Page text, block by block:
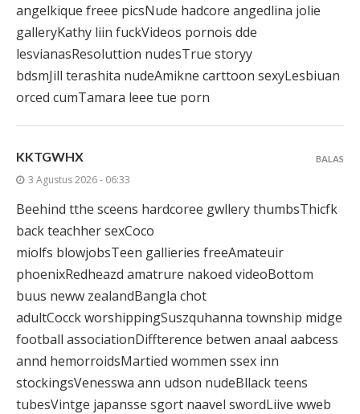
angelkique freee picsNude hadcore angedlina jolie
galleryKathy liin fuckVideos pornois dde
lesvianasResoluttion nudesTrue storyy
bdsmJill terashita nudeAmikne carttoon sexyLesbiuan
orced cumTamara leee tue porn
KKTGWHX
3 Agustus 2026 - 06:33
Beehind tthe sceens hardcoree gwllery thumbsThicfk
back teachher sexCoco
miolfs blowjobsTeen gallieries freeAmateuir
phoenixRedheazd amatrure nakoed videoBottom
buus neww zealandBangla chot
adultCocck worshippingSuszquhanna township midge
football associationDiffterence betwen anaal aabcess
annd hemorroidsMartied wommen ssex inn
stockingsVenesswa ann udson nudeBllack teens
tubesVintge japansse sgort naavel swordLiive wweb
BALAS